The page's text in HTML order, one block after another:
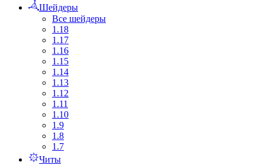
Шейдеры
Все шейдеры
1.18
1.17
1.16
1.15
1.14
1.13
1.12
1.11
1.10
1.9
1.8
1.7
Читы